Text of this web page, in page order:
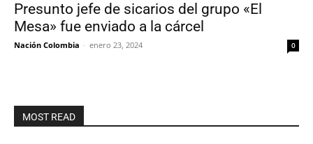
Presunto jefe de sicarios del grupo «El
Mesa» fue enviado a la cárcel
Nación Colombia - enero 23, 2024 0
MOST READ